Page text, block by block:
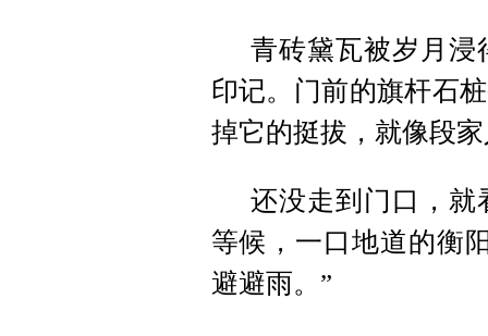
青砖黛瓦被岁月浸
印记。门前的旗杆石
掉它的挺拔，就像段
还没走到门口，就
等候，一口地道的衡
避避雨。”